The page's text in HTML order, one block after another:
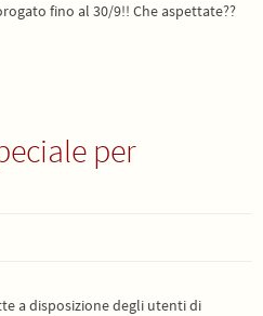
fino al 30/9!! Che aspettate??
per
a disposizione degli utenti di